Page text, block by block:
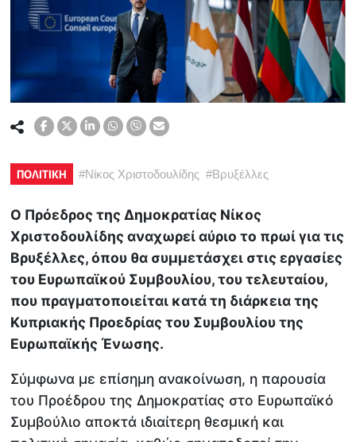
ΠΟΛΙΤΙΚΗ #Νίκος Χριστοδουλίδης #Βρυξέλλες
Ο Πρόεδρος της Δημοκρατίας Νίκος
Χριστοδουλίδης αναχωρεί αύριο το πρωί για τις
Βρυξέλλες, όπου θα συμμετάσχει στις εργασίες
του Ευρωπαϊκού Συμβουλίου, του τελευταίου,
που πραγματοποιείται κατά τη διάρκεια της
Κυπριακής Προεδρίας του Συμβουλίου της
Ευρωπαϊκής Ένωσης.
Σύμφωνα με επίσημη ανακοίνωση, η παρουσία
του Προέδρου της Δημοκρατίας στο Ευρωπαϊκό
Συμβούλιο αποκτά ιδιαίτερη θεσμική και